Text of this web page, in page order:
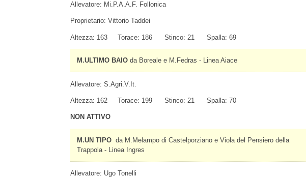
Allevatore: Mi.P.A.A.F. Follonica
Proprietario: Vittorio Taddei
Altezza: 163 Torace: 186 Stinco: 21 Spalla: 69
M.ULTIMO BAIOda Boreale e M.Fedras - Linea Aiace
Allevatore: S.Agri.V.It.
Altezza: 162 Torace: 199 Stinco: 21 Spalla: 70
NON ATTIVO
M.UN TIPOda M.Melampo di Castelporziano e Viola del Pensiero della
Trappola - Linea Ingres
Allevatore: Ugo Tonelli